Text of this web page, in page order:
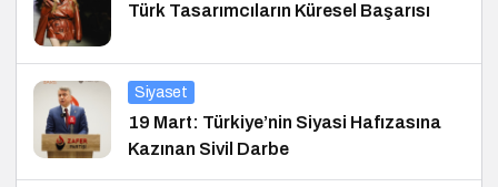
Türk Tasarımcıların Küresel Başarısı
Siyaset
19 Mart: Türkiye’nin Siyasi Hafızasına
Kazınan Sivil Darbe